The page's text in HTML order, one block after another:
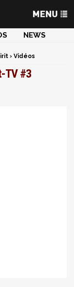
NEWS
› Vidéos
TV #3